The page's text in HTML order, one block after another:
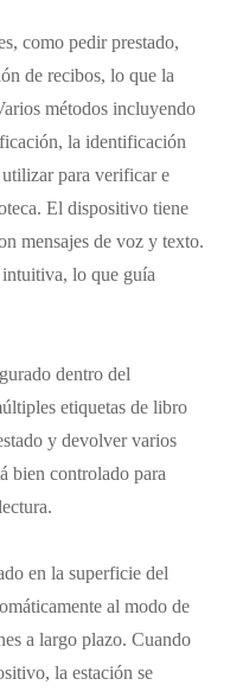
como pedir prestado,
de recibos, lo que la
métodos incluyendo
la identificación
para verificar e
El dispositivo tiene
mensajes de voz y texto.
lo que guía
dentro del
etiquetas de libro
y devolver varios
bien controlado para
en la superficie del
al modo de
a largo plazo. Cuando
la estación se